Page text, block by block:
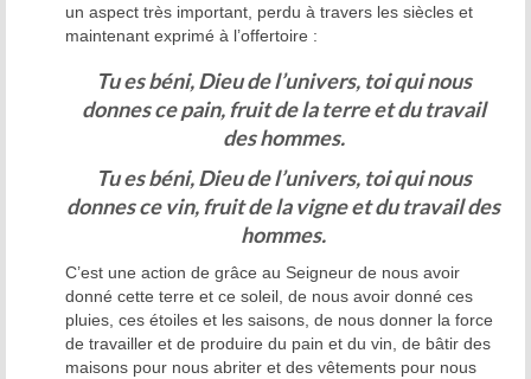
un aspect très important, perdu à travers les siècles et
maintenant exprimé à l’offertoire :
Tu es béni, Dieu de l’univers, toi qui nous
donnes ce pain, fruit de la terre et du travail
des hommes.
Tu es béni, Dieu de l’univers, toi qui nous
donnes ce vin, fruit de la vigne et du travail des
hommes.
C’est une action de grâce au Seigneur de nous avoir
donné cette terre et ce soleil, de nous avoir donné ces
pluies, ces étoiles et les saisons, de nous donner la force
de travailler et de produire du pain et du vin, de bâtir des
maisons pour nous abriter et des vêtements pour nous